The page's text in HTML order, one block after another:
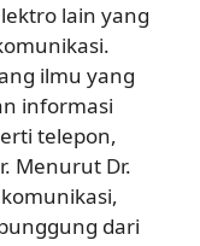
lain yang
ilmu yang
informasi
telepon,
Menurut Dr.
dari